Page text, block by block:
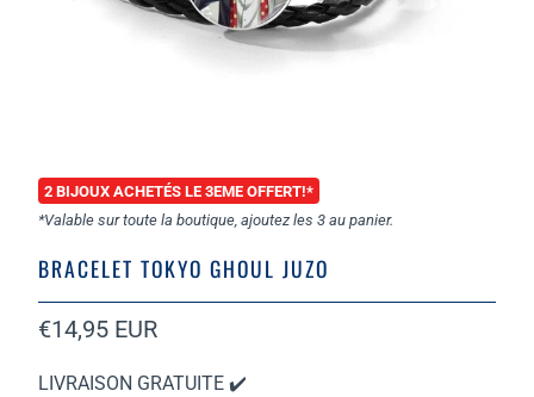
2 BIJOUX ACHETÉS LE 3EME OFFERT!*
*Valable sur toute la boutique, ajoutez les 3 au panier.
BRACELET TOKYO GHOUL JUZO
€14,95 EUR
LIVRAISON GRATUITE ✔️